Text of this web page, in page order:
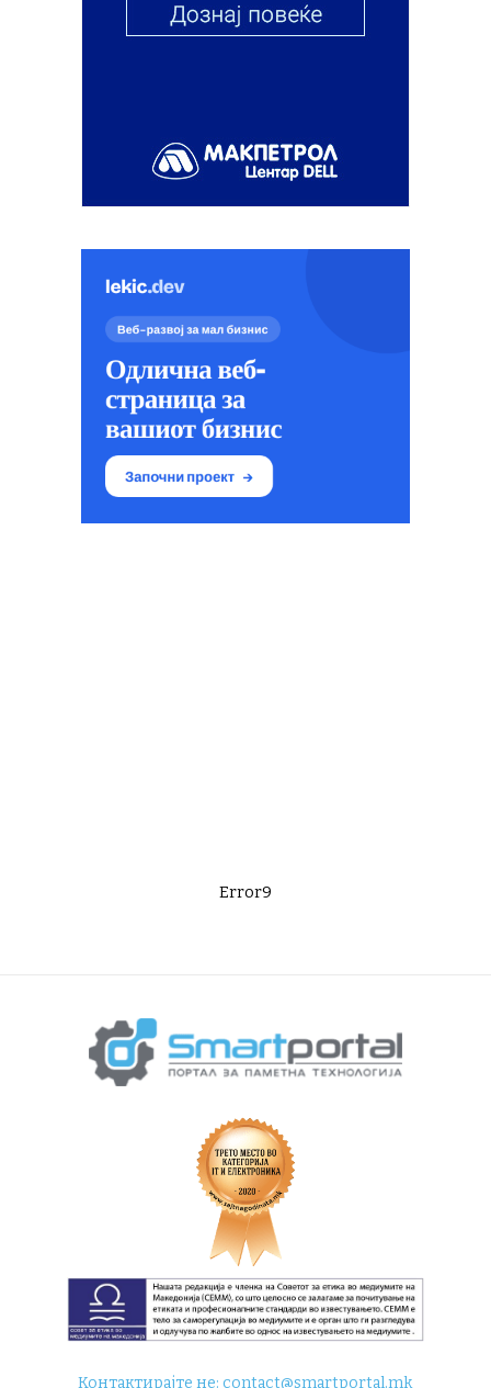
Error9
Контактирајте не:contact@smartportal.mk